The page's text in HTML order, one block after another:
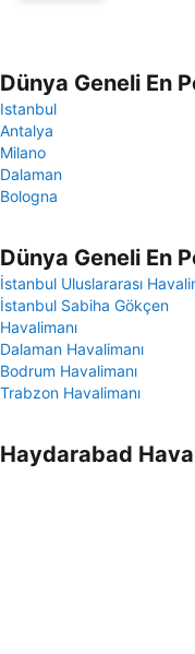
Dünya Geneli En
Istanbul
Antalya
Milano
Dalaman
Bologna
Dünya Geneli En
İstanbul Uluslararası
İstanbul Sabiha Gökçen
Havalimanı
Dalaman Havalimanı
Bodrum Havalimanı
Trabzon Havalimanı
Haydarabad